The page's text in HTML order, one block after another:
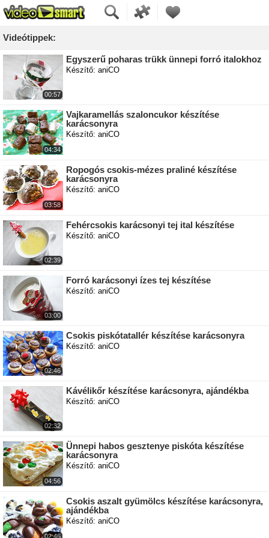
Videótippek:
00:57
Egyszerű poharas trükk ünnepi forró italokhoz
Készítő: aniCO
04:34
Vajkaramellás szaloncukor készítése
karácsonyra
Készítő: aniCO
03:58
Ropogós csokis-mézes praliné készítése
karácsonyra
Készítő: aniCO
02:39
Fehércsokis karácsonyi tej ital készítése
Készítő: aniCO
03:00
Forró karácsonyi ízes tej készítése
Készítő: aniCO
02:46
Csokis piskótatallér készítése karácsonyra
Készítő: aniCO
02:32
Kávélikőr készítése karácsonyra, ajándékba
Készítő: aniCO
04:56
Ünnepi habos gesztenye piskóta készítése
karácsonyra
Készítő: aniCO
02:46
Csokis aszalt gyümölcs készítése karácsonyra,
ajándékba
Készítő: aniCO